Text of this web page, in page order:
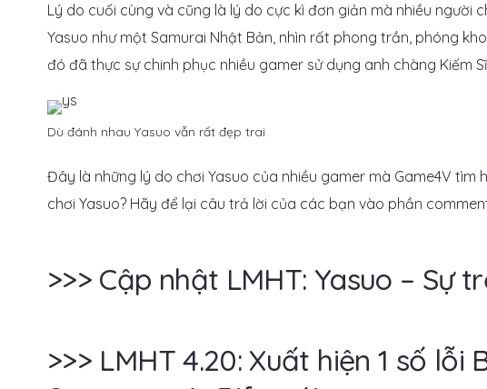
Lý do cuối cùng và cũng là lý do cực kì đơn giản mà nhiều người
Yasuo như một Samurai Nhật Bản, nhìn rất phong trần, phóng
đó đã thực sự chinh phục nhiều gamer sử dụng anh chàng Kiếm
Dù đánh nhau Yasuo vẫn rất đẹp trai
Đây là những lý do chơi Yasuo của nhiều gamer mà Game4V
chơi Yasuo? Hãy để lại câu trả lời của các bạn vào phần
>>> Cập nhật LMHT: Yasuo – Sự
>>> LMHT 4.20: Xuất hiện 1 số lỗi